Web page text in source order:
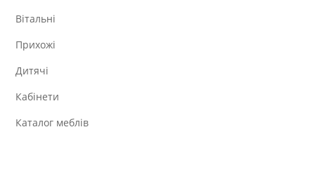
Вітальні
Прихожі
Дитячі
Кабінети
Каталог меблів